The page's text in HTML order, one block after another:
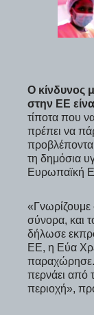
Ο κίνδυνος
στην ΕΕ
τίποτα που
πρέπει να
τη δημόσια
Ευρωπαϊκή
«Γνωρίζουμε
σύνορα, και
δήλωσε
ΕΕ, η Εύα
παραχώρησε.
περνάει από
περιοχή»,